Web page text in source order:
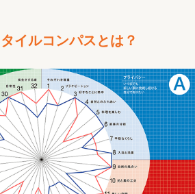
イルコンパスとは？